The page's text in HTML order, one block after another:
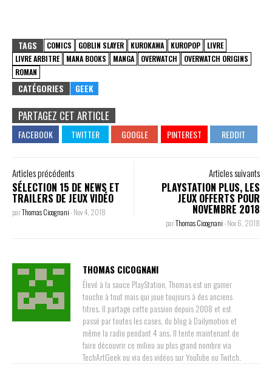
TAGS COMICS GOBLIN SLAYER KUROKAWA KUROPOP
LIVRE
LIVRE ARBITRE
MANA BOOKS MANGA OVERWATCH
OVERWATCH ORIGINS
ROMAN
CATÉGORIES GEEK
PARTAGEZ CET ARTICLE
Articles précédents
SÉLECTION 15 DE NEWS ET
TRAILERS DE JEUX VIDÉO
parThomas Cicognani-Nov 4, 2018
Articles suivants
PLAYSTATION PLUS, LES
JEUX OFFERTS POUR
NOVEMBRE 2018
parThomas Cicognani-Nov 6, 2018
THOMAS CICOGNANI
Élevé à la sauce PlayStation, Thomas est un gamer
touche à tout mais qui joue toujours à des anciens
titres. Il partage cette passion depuis 2008 et est
passé par toutes les cases, du blog à Dailymotion et
même la radio pendant 4 ans. Il tente maintenant de
faire découvrir ce milieu au plus grand nombre via
TechArtGeek ou via des vidéos sur YouTube ou Twitch.